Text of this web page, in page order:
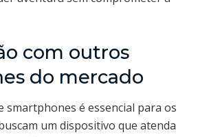
com outros
do mercado
smartphones é essencial para os
um dispositivo que atenda